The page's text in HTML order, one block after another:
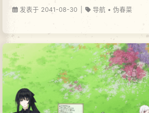
发表于 2041-08-30 导航 • 伪春菜